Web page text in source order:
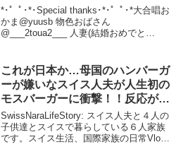
*･゜ﾟ･*･Special thanks･*･゜ﾟ･*大合唱お
かま@yuusb 物色おばさん
@___2toua2___ 人妻(結婚おめでと
これが日本か…母国のハンバーガ
ーが嫌いなスイス人夫が人生初の
モスバーガーに衝撃！！反応が面
白すぎた
SwissNaraLifeStory: スイス人夫と４人の
子供達とスイスで暮らしている６人家族
です。スイス生活、国際家族の日常Vlog